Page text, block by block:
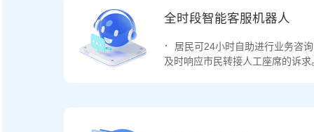
全时段智能客服机器人
居民可24小时自助进行业务咨
及时响应市民转接人工座席的诉求